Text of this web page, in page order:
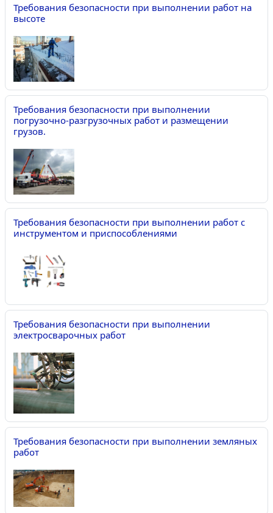
Требования безопасности при выполнении работ на
высоте
Требования безопасности при выполнении
погрузочно-разгрузочных работ и размещении
грузов.
Требования безопасности при выполнении работ с
инструментом и приспособлениями
Требования безопасности при выполнении
электросварочных работ
Требования безопасности при выполнении земляных
работ